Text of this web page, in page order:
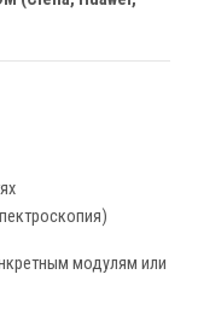
модулям или